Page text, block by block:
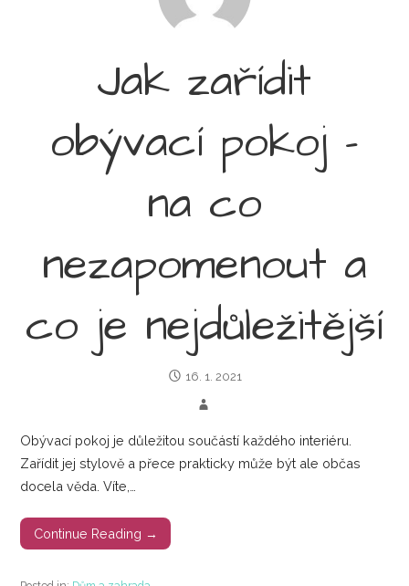
Jak zařídit
obývací pokoj –
na co
nezapomenout a
co je nejdůležitější
16. 1. 2021
Obývací pokoj je důležitou součástí každého interiéru.
Zařídit jej stylově a přece prakticky může být ale občas
docela věda. Víte,…
Continue Reading →